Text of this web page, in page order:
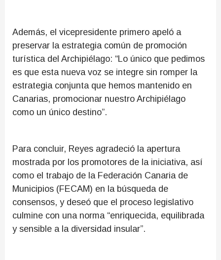
Además, el vicepresidente primero apeló a
preservar la estrategia común de promoción
turística del Archipiélago: “Lo único que pedimos
es que esta nueva voz se integre sin romper la
estrategia conjunta que hemos mantenido en
Canarias, promocionar nuestro Archipiélago
como un único destino”.
Para concluir, Reyes agradeció la apertura
mostrada por los promotores de la iniciativa, así
como el trabajo de la Federación Canaria de
Municipios (FECAM) en la búsqueda de
consensos, y deseó que el proceso legislativo
culmine con una norma “enriquecida, equilibrada
y sensible a la diversidad insular”.